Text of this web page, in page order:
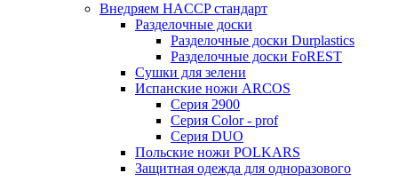
Внедряем HACCP стандарт
Разделочные доски
Разделочные доски Durplastics
Разделочные доски FoREST
Сушки для зелени
Испанские ножи ARCOS
Серия 2900
Серия Color - prof
Серия DUO
Польские ножи POLKARS
Защитная одежда для одноразового